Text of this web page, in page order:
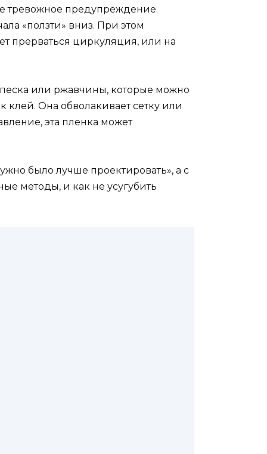
тревожное предупреждение.
«ползти» вниз. При этом
прерваться циркуляция, или на
или ржавчины, которые можно
клей. Она обволакивает сетку или
эта пленка может
было лучше проектировать», а с
методы, и как не усугубить